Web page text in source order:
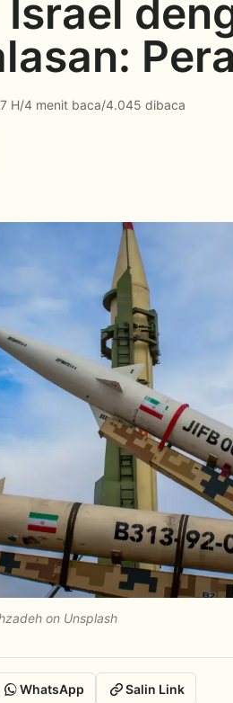
H/4 menit baca/4.045 dibaca
on Unsplash
WhatsApp Salin Link